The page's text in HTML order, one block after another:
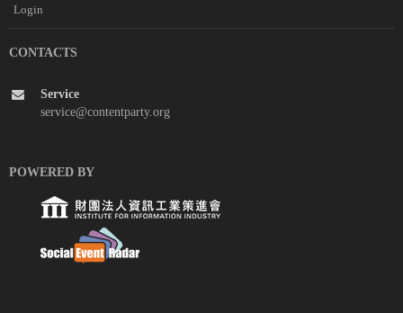
Login
CONTACTS
Service
service@contentparty.org
POWERED BY